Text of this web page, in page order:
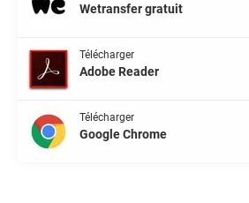
Wetransfer gratuit
Télécharger
Adobe Reader
Télécharger
Google Chrome